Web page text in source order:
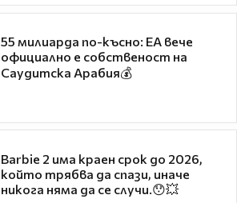
55 милиарда по-късно: EA вече
официално е собственост на
Саудитска Арабия💰
Barbie 2 има краен срок до 2026,
който трябва да спази, иначе
никога няма да се случи.😯💥